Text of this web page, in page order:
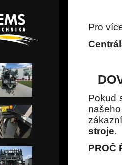
Pro
Pokud
stroje.
PROČ